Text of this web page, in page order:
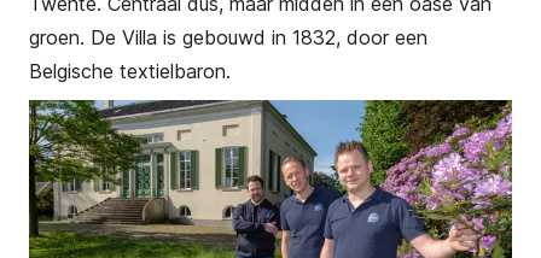
groen. De Villa is gebouwd in 1832, door een
Belgische textielbaron.